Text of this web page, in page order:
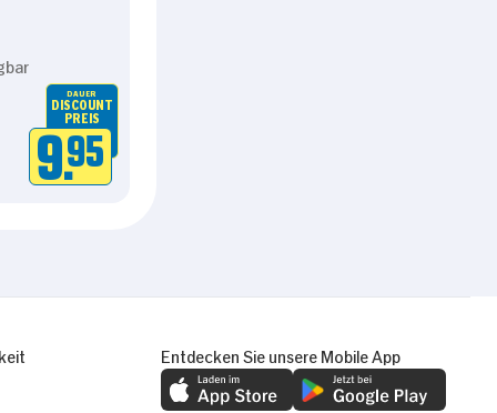
DAUER
DISCOUNT
PREIS
9.95
Entdecken Sie unsere Mobile App